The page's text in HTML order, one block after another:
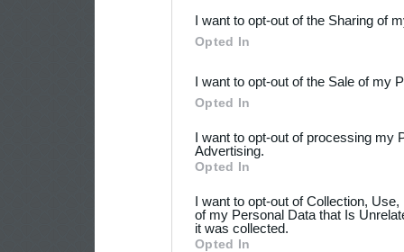
Downstream Participants
third parties.
I want to opt-out of the Sharing of
Opted In
I want to opt-out of the Sale of my
Opted In
I want to opt-out of processing my
Advertising.
Opted In
I want to opt-out of Collection,
of my Personal Data that Is
it was collected.
Opted In